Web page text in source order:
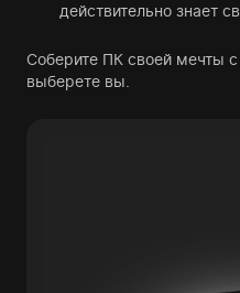
действительно знает
Соберите ПК своей мечты
выберете вы.